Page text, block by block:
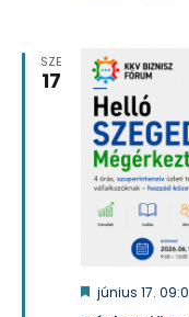
SZE
17
Kiemelt
június 17.